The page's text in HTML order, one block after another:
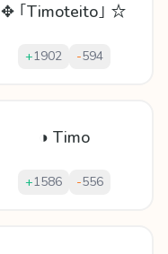
✥ ｢Timoteito｣ ☆
+1902 -594
◑ Timo
+1586 -556